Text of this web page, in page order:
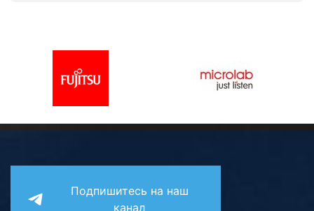
Подпишитесь на наш
канал